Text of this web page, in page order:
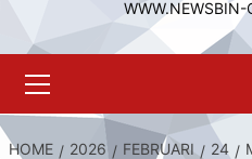
Menu
HOME 2026 FEBRUARI 24